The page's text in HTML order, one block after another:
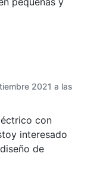
2021 a las
con
interesado
de